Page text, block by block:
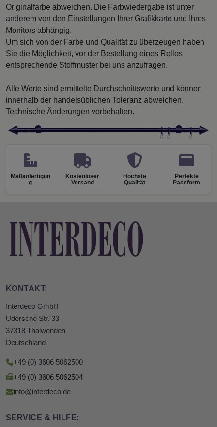
Originalfarbe abweichen. Die Farbwiedergabe ist unter
anderem von den Einstellungen Ihrer Grafikkarte und Ihres
Monitors abhängig.
Um sich von der Farbe und Qualität zu überzeugen haben
Sie die Möglichkeit, vor der Bestellung eines Rollos
entsprechende Stoffmuster bei uns anzufragen.
Alle Werte sind ermittelte Durchschnittswerte und können
innerhalb der handelsüblichen Toleranz abweichen.
Technische Änderungen vorbehalten.
Maßanfertigun
g
Kostenloser
Versand
Höchste
Qualität
Perfekte
Passform
KONTAKT:
Interdeco GmbH
Udersche Str. 33
37318 Thalwenden
Deutschland
+49 (0) 3606 5062500
+49 (0) 3606 5062504
info@interdeco.de
SERVICE & HILFE: